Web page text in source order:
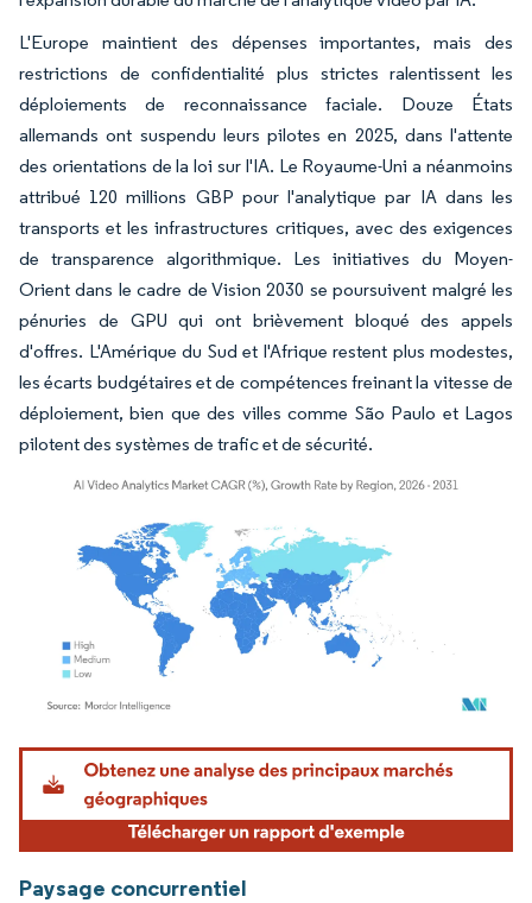
L'Europe maintient des dépenses importantes, mais des
restrictions de confidentialité plus strictes ralentissent les
déploiements de reconnaissance faciale. Douze États
allemands ont suspendu leurs pilotes en 2025, dans l'attente
des orientations de la loi sur l'IA. Le Royaume-Uni a néanmoins
attribué 120 millions GBP pour l'analytique par IA dans les
transports et les infrastructures critiques, avec des exigences
de transparence algorithmique. Les initiatives du Moyen-
Orient dans le cadre de Vision 2030 se poursuivent malgré les
pénuries de GPU qui ont brièvement bloqué des appels
d'offres. L'Amérique du Sud et l'Afrique restent plus modestes,
les écarts budgétaires et de compétences freinant la vitesse de
déploiement, bien que des villes comme São Paulo et Lagos
pilotent des systèmes de trafic et de sécurité.
Image © Mordor Intelligence. La réutilisation nécessite une attribution sous CC BY
Paysage concurrentiel